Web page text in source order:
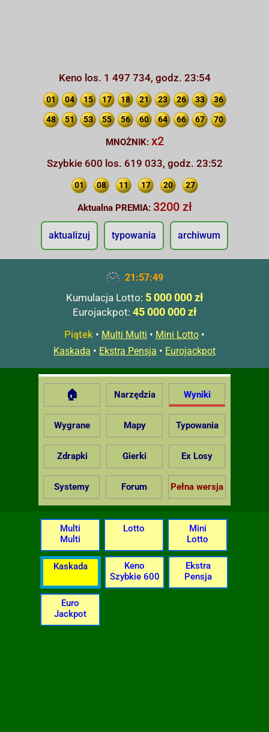
Keno los. 1 497 734, godz. 23:54
01 04 15 17 18 21 23 26 33 36
48 51 53 55 56 60 64 66 67 70
MNOŻNIK: x2
Szybkie 600 los. 619 033, godz. 23:52
01 08 11 17 20 27
Aktualna PREMIA: 3200 zł
aktualizuj typowania archiwum
21:57:50
Kumulacja Lotto: 5 000 000 zł
Eurojackpot: 45 000 000 zł
Piątek • Multi Multi • Mini Lotto •
Kaskada • Ekstra Pensja • Eurojackpot
🏠 Narzędzia Wyniki
Wygrane Mapy Typowania
Zdrapki Gierki Ex Losy
Systemy Forum Pełna wersja
Multi
Multi
Lotto
Mini
Lotto
Kaskada
Keno
Szybkie 600
Ekstra
Pensja
Euro
Jackpot